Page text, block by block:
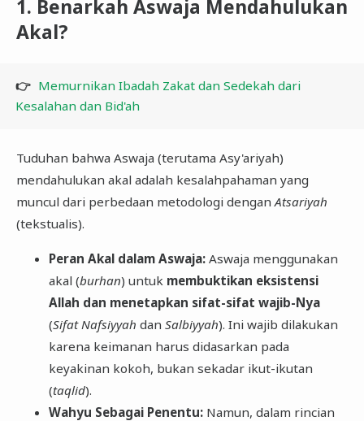
​1. Benarkah Aswaja Mendahulukan
Akal?
👉 Memurnikan Ibadah Zakat dan Sedekah dari
Kesalahan dan Bid'ah
​Tuduhan bahwa Aswaja (terutama Asy'ariyah)
mendahulukan akal adalah kesalahpahaman yang
muncul dari perbedaan metodologi denganAtsariyah
(tekstualis).
Peran Akal dalam Aswaja:Aswaja menggunakan
akal (burhan) untuk membuktikan eksistensi
Allah dan menetapkan sifat-sifat wajib-Nya
(Sifat Nafsiyyah dan Salbiyyah). Ini wajib dilakukan
karena keimanan harus didasarkan pada
keyakinan kokoh, bukan sekadar ikut-ikutan
(taqlid).
Wahyu Sebagai Penentu:Namun, dalam rincian